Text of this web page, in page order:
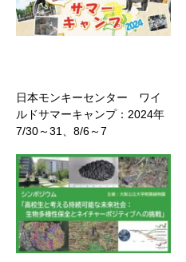
日本モンキーセンター ワイ
ルドサマーキャンプ：2024年
7/30～31、8/6～7